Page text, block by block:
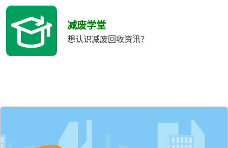
减废学堂
想认识减废回收资讯？
門
目